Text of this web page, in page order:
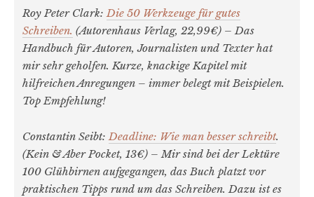
Roy Peter Clark:Die 50 Werkzeuge für gutes
Schreiben. (Autorenhaus Verlag, 22,99€) – Das
Handbuch für Autoren, Journalisten und Texter hat
mir sehr geholfen. Kurze, knackige Kapitel mit
hilfreichen Anregungen – immer belegt mit Beispielen.
Top Empfehlung!
Constantin Seibt:Deadline: Wie man besser schreibt.
(Kein & Aber Pocket, 13€) – Mir sind bei der Lektüre
100 Glühbirnen aufgegangen, das Buch platzt vor
praktischen Tipps rund um das Schreiben. Dazu ist es